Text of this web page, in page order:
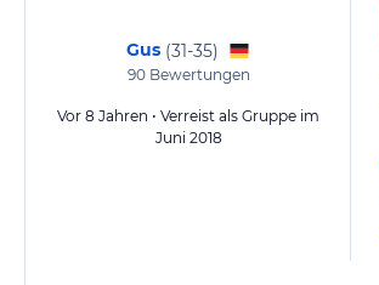
Gus (31-35)
90Bewertungen
Vor 8 Jahren • Verreist als Gruppe im
Juni 2018